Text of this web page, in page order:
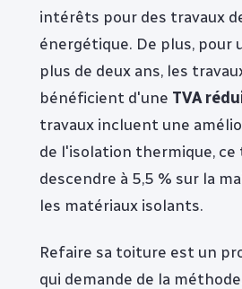
intérêts pour des travaux
énergétique. De plus, pour
plus de deux ans, les
bénéficient d'une TVA
travaux incluent une
de l'isolation thermique, ce
descendre à 5,5 % sur la
les matériaux isolants.
Refaire sa toiture est un
qui demande de la